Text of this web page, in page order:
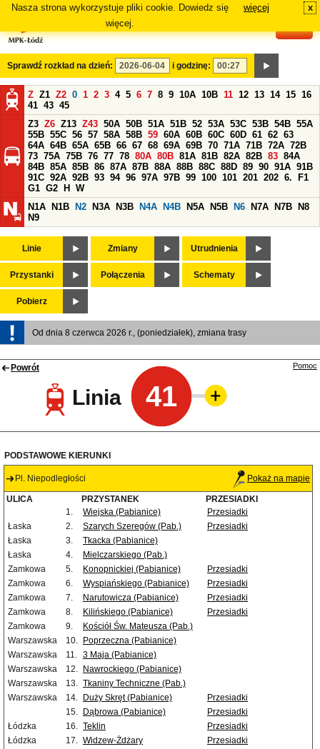
Nasza strona wykorzystuje pliki cookie. Dowiedz się
więcej.
więcej x
Sprawdź rozkład na dzień: i godzinę:
Z Z1 Z2 0 1 2 3 4 5 6 7 8 9 10A 10B 11 12 13 14 15 16
41 43 45
Z3 Z6 Z13 Z43 50A 50B 51A 51B 52 53A 53C 53B 54B 55A
55B 55C 56 57 58A 58B 59 60A 60B 60C 60D 61 62 63
64A 64B 65A 65B 66 67 68 69A 69B 70 71A 71B 72A 72B
73 75A 75B 76 77 78 80A 80B 81A 81B 82A 82B 83 84A
84B 85A 85B 86 87A 87B 88A 88B 88C 88D 89 90 91A 91B
91C 92A 92B 93 94 96 97A 97B 99 100 101 201 202 6.
F1
G1 G2 H
W
N1A
N1B N2 N3A N3B N4A N4B N5A N5B N6 N7A N7B
N8
N9
Linie Zmiany Utrudnienia
Przystanki Połączenia Schematy
Pobierz
Od dnia 8 czerwca 2026 r., (poniedziałek), zmiana trasy
Powrót
Linia 41
Pomoc
PODSTAWOWE KIERUNKI
Pl. Niepodległości Pokaż na mapie
ULICA PRZYSTANEK
PRZESIADKI
1.
Wiejska (Pabianice)
Przesiadki
Łaska
2. Szarych Szeregów (Pab.)
Przesiadki
Łaska
3.
Tkacka (Pabianice)
Łaska
4.
Mielczarskiego (Pab.)
Zamkowa
5. Konopnickiej (Pabianice)
Przesiadki
Zamkowa
6. Wyspiańskiego (Pabianice)
Przesiadki
Zamkowa
7. Narutowicza (Pabianice)
Przesiadki
Zamkowa
8. Kilińskiego (Pabianice)
Przesiadki
Zamkowa
9.
Kościół Św. Mateusza (Pab.)
Warszawska
10.
Poprzeczna (Pabianice)
Warszawska
11. 3 Maja (Pabianice)
Warszawska
12.
Nawrockiego (Pabianice)
Warszawska
13. Tkaniny Techniczne (Pab.)
Warszawska
14. Duży Skręt (Pabianice)
Przesiadki
15.
Dąbrowa (Pabianice)
Przesiadki
Łódzka
16. Teklin
Przesiadki
Łódzka
17. Widzew-Żdżary
Przesiadki